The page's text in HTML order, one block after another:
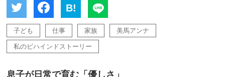
B!
子ども 仕事 家族 美馬アンナ
私のビハインドストーリー
息子が日常で育む「優しさ」